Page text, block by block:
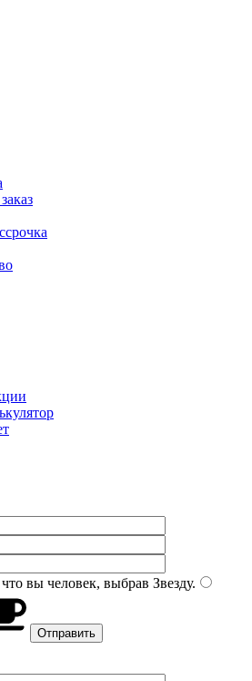
вы человек, выбрав Звезду.